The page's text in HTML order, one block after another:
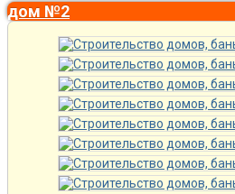
дом №2